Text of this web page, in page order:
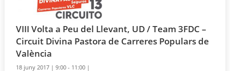
VIII Volta a Peu del Llevant, UD / Team 3FDC –
Circuit Divina Pastora de Carreres Populars de
València
18 juny 2017 |9:00 - 11:00 |